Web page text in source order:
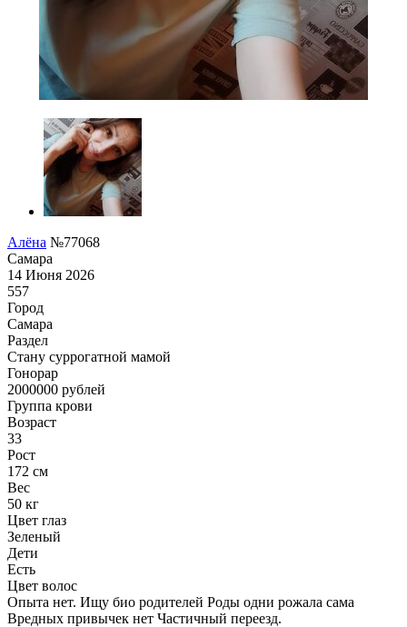
Алёна №77068
Самара
14 Июня 2026
557
Город
Самара
Раздел
Cтану суррогатной мамой
Гонoрар
2000000 рублей
Группа крови
Возраст
33
Рост
172 см
Вес
50 кг
Цвет глаз
Зеленый
Дети
Есть
Цвет волос
Опыта нет. Ищу био родителей Роды одни рожала сама
Вредных привычек нет Частичный переезд.